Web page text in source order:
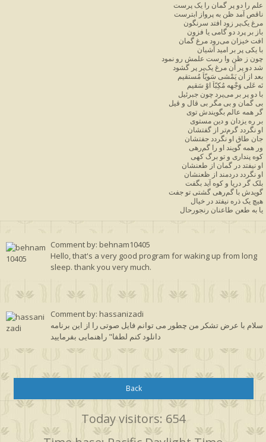
علم را دو پر گمان را یک پرست
ناقص آمد ظن به پرواز ابترست
مرغ یک‌پر زود افتد سرنگون
باز بر پرد دو گامی یا فزون
افت خیزان می‌رود مرغ گمان
با یکی پر بر امید آشیان
چون ز ظن وا رست علمش رو نمود
شد دو پر آن مرغ یک‌پر پر گشود
بعد از آن یَمْشی سَویّاً مُستقیم
نَه عَلی وَجْهِه مُکِبّاً اوْ سَقیم
با دو پر بر می‌پرد چون جبرئیل
بی گمان و بی مگر بی قال و قیل
گر همه عالم بگویندش توی
بر ره یزدان و دین مستوی
او نگردد گرم‌تر از گفتشان
جان طاق او نگردد جفتشان
ور همه گویند او را گم‌رهی
کوه پنداری و تو برگ کهی
او نیفتد در گمان از طعنشان
او نگردد دردمند از ظعنشان
بلک گر دریا و کوه آید بگفت
گویدش با گم‌رهی گشتی تو جفت
هیچ یک ذره نیفتد در خیال
یا به طعن طاعنان رنجورحال
Comment by: behnam10405
Hello, that's a very good program for waking up from long
sleep. thank you very much.
Comment by: hassanizadi
سلام با عرض تشکر من چطور می توانم فایل صوتی را از این برنامه
دانلود کنم لطفا" راهنمایی بفرمایید
Back
Today visitors: 654